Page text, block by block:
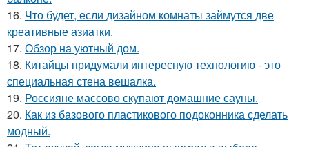
16. Что будет, если дизайном комнаты займутся две
креативные азиатки.
17. Обзор на уютный дом.
18. Китайцы придумали интересную технологию - это
специальная стена вешалка.
19. Россияне массово скупают домашние сауны.
20. Как из базового пластикового подоконника сделать
модный.